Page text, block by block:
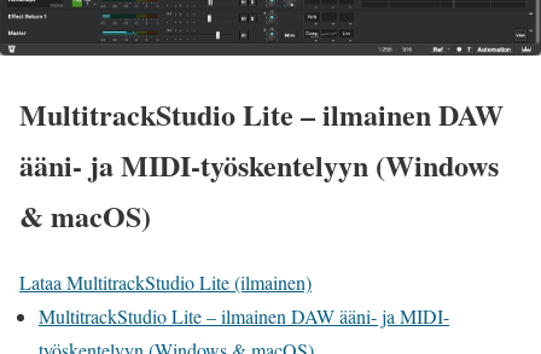
MultitrackStudio Lite – ilmainen DAW
ääni- ja MIDI-työskentelyyn (Windows
& macOS)
Lataa MultitrackStudio Lite (ilmainen)
MultitrackStudio Lite – ilmainen DAW ääni- ja MIDI-